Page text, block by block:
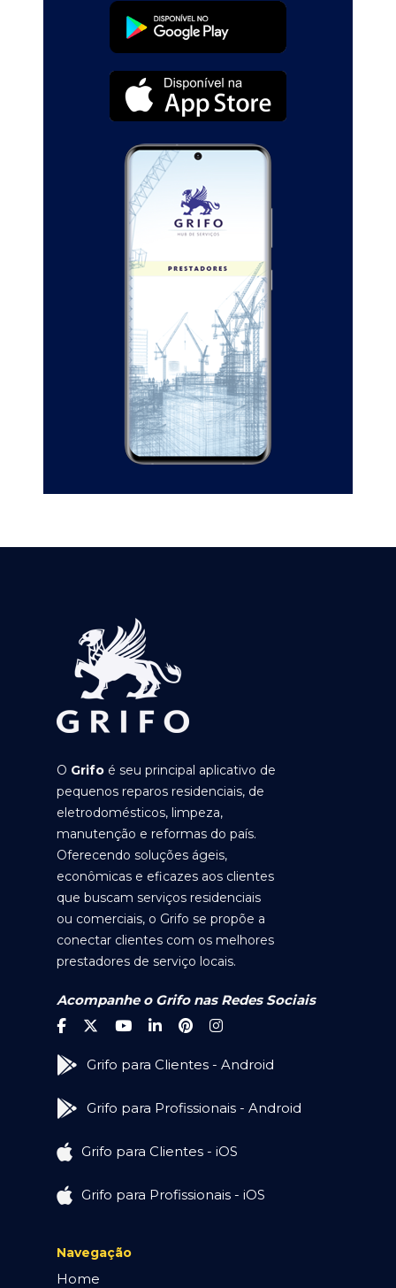
O Grifo é seu principal aplicativo de
pequenos reparos residenciais, de
eletrodomésticos, limpeza,
manutenção e reformas do país.
Oferecendo soluções ágeis,
econômicas e eficazes aos clientes
que buscam serviços residenciais
ou comerciais, o Grifo se propõe a
conectar clientes com os melhores
prestadores de serviço locais.
Acompanhe o Grifo nas Redes Sociais
Grifo para Clientes - Android
Grifo para Profissionais - Android
Grifo para Clientes - iOS
Grifo para Profissionais - iOS
Navegação
Home